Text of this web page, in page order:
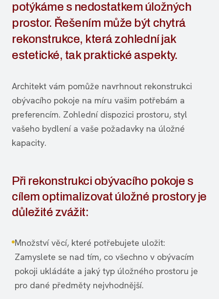
potýkáme s nedostatkem úložných
prostor. Řešením může být chytrá
rekonstrukce, která zohlední jak
estetické, tak praktické aspekty.
Architekt vám pomůže navrhnout rekonstrukci
obývacího pokoje na míru vašim potřebám a
preferencím. Zohlední dispozici prostoru, styl
vašeho bydlení a vaše požadavky na úložné
kapacity.
Při rekonstrukci obývacího pokoje s
cílem optimalizovat úložné prostory je
důležité zvážit:
Množství věcí, které potřebujete uložit:
Zamyslete se nad tím, co všechno v obývacím
pokoji ukládáte a jaký typ úložného prostoru je
pro dané předměty nejvhodnější.